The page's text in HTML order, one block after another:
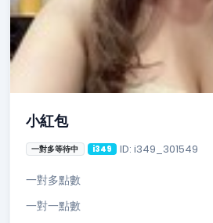
小紅包
一對多等待中 i349 ID: i349_301549
一對多點數
一對一點數